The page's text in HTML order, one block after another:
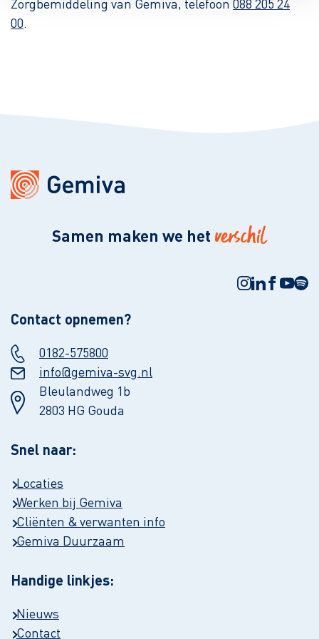
Zorgbemiddeling van Gemiva, telefoon 088 205 24
00.
Samen maken we het verschil
Contact opnemen?
0182-575800
info@gemiva-svg.nl
Bleulandweg 1b
2803 HG Gouda
Snel naar:
Locaties
Werken bij Gemiva
Cliënten & verwanten info
Gemiva Duurzaam
Handige linkjes:
Nieuws
Contact